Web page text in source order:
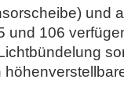
und
106